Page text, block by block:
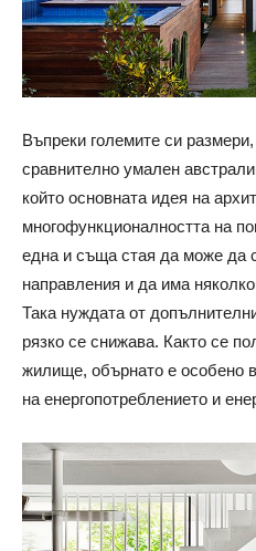
Въпреки големите си
сравнително умален
който основната идея на
многофункционалността на
една и съща стая да може да
направления и да има
Така нуждата от
рязко се снижава. Както се
жилище, обърнато е особено
на енергопотреблението и